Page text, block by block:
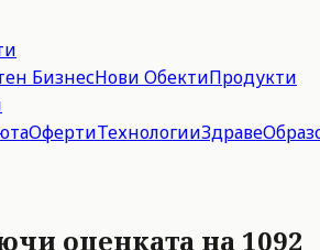
БизнесНови ОбектиПродукти
ОфертиТехнологииЗдраве
оценката на 1092